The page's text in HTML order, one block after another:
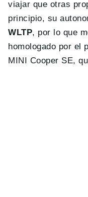
viajar que otras
principio, su
WLTP, por lo que
homologado por el
MINI Cooper SE,